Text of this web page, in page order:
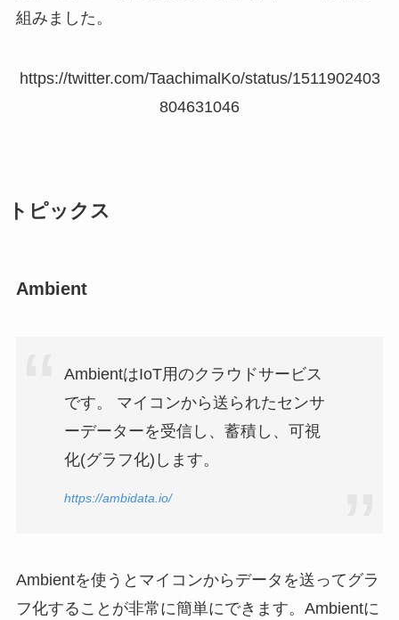
組みました。
https://twitter.com/TaachimalKo/status/1511902403
804631046
トピックス
Ambient
AmbientはIoT用のクラウドサービス
です。 マイコンから送られたセンサ
ーデーターを受信し、蓄積し、可視
化(グラフ化)します。
https://ambidata.io/
Ambientを使うとマイコンからデータを送ってグラ
フ化することが非常に簡単にできます。Ambientに